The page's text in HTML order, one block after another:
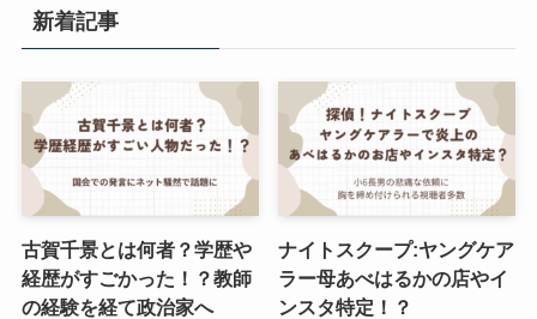
新着記事
古賀千景とは何者？学歴や
経歴がすごかった！？教師
の経験を経て政治家へ
ナイトスクープ:ヤングケア
ラー母あべはるかの店やイ
ンスタ特定！？